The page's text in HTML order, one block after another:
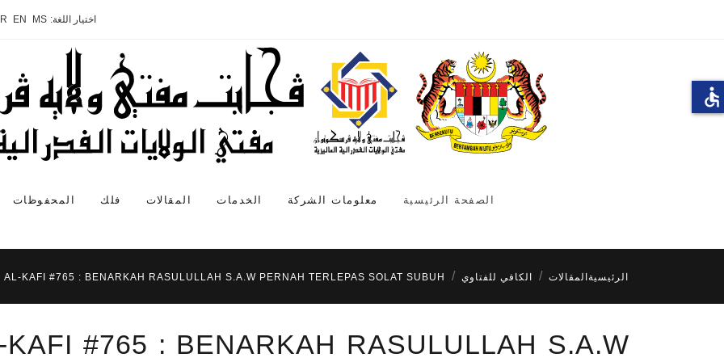
اختيار اللغة: MS
EN
الصفحة الرئيسية معلومات الشركة الخدمات المقالات فلك المحفوظات
الرئيسية المقالات الكافي للفتاوي AL-KAFI #765 : BENARKAH RASULULLAH S.A.W PERNAH TERLEPAS SOLAT SUBUH
KAFI #765 : BENARKAH RASULULLAH S.A.W
accessible